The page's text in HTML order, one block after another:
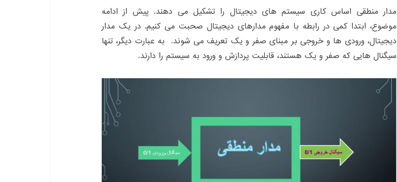
مدار منطقی اساس کاری سیستم های دیجیتال را تشکیل می دهند. پیش از ادامه
موضوع، ابتدا کمی در رابطه با مفهوم مدارهای دیجیتال صحبت می کنیم. در یک مدار
دیجیتال، ورودی ها و خروجی بر مبنای صفر و یک تعریف می شوند. به عبارت دیگر، تنها
سیگنال هایی که صفر و یک هستند، قابلیت پردازش و ورود به سیستم را دارند.